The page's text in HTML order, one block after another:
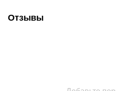
Отзывы